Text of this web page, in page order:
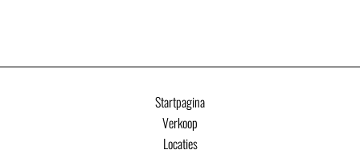
Startpagina
Verkoop
Locaties